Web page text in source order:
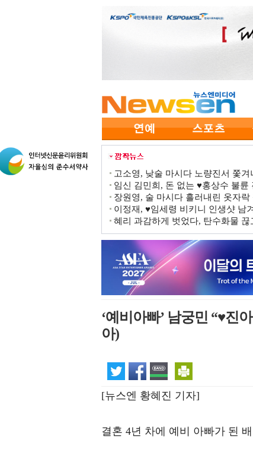
고소영, 낮술 마시다 노량진서 쫓
임신 김민희, 돈 없는 ♥홍상수 불
장원영, 술 마시다 흘러내린 옷자
이정재, ♥임세령 비키니 인생샷 남
혜리 과감하게 벗었다, 탄수화물 끊
‘예비아빠’ 남궁민 “♥진
아)
[뉴스엔 황혜진 기자]
결혼 4년 차에 예비 아빠가 된